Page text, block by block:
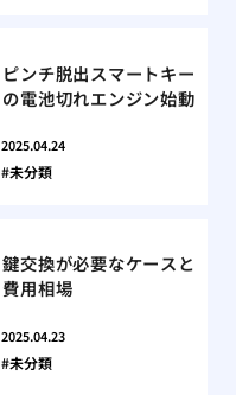
ピンチ脱出スマートキー
の電池切れエンジン始動
2025.04.24
未分類
鍵交換が必要なケースと
費用相場
2025.04.23
未分類